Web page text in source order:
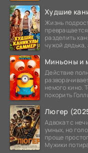
Худшие
Жизнь
превращается
разделить
чужой дядька,
Миньоны и
Действие
немого кино.
покорить
Люгер
Адвокат с
умных, но
проще
Мужики